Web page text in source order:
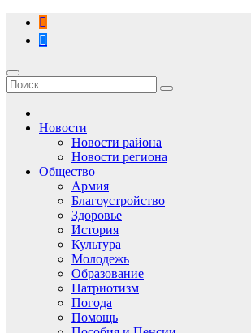
Перейти
содержимому
Новости
Новости района
Новости региона
Общество
Армия
Благоустройство
Здоровье
История
Культура
Молодежь
Образование
Патриотизм
Погода
Помощь